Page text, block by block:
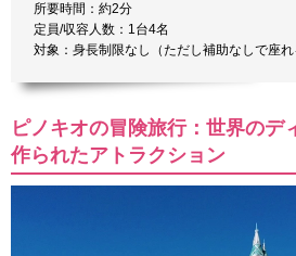
所要時間：約2分
定員/収容人数：1台4名
対象：身長制限なし（ただし補助なしで座れ
ピノキオの冒険旅行：世界のデ
作られたアトラクション